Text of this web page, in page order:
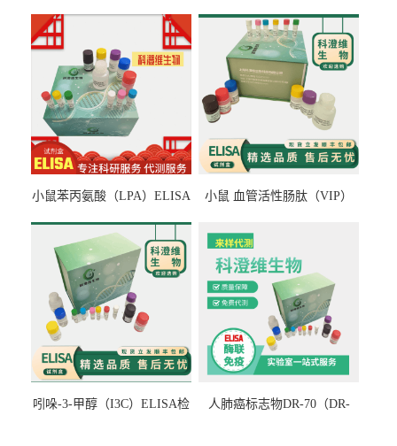
小鼠苯丙氨酸（LPA）ELISA
小鼠 血管活性肠肽（VIP）
吲哚-3-甲醇（I3C）ELISA检
人肺癌标志物DR-70（DR-